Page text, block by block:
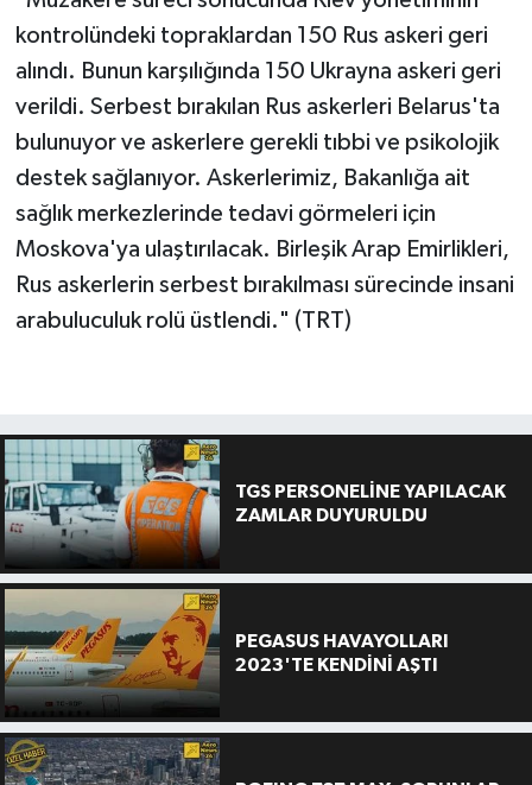
kontrolündeki topraklardan 150 Rus askeri geri
alındı. Bunun karşılığında 150 Ukrayna askeri geri
verildi. Serbest bırakılan Rus askerleri Belarus'ta
bulunuyor ve askerlere gerekli tıbbi ve psikolojik
destek sağlanıyor. Askerlerimiz, Bakanlığa ait
sağlık merkezlerinde tedavi görmeleri için
Moskova'ya ulaştırılacak. Birleşik Arap Emirlikleri,
Rus askerlerin serbest bırakılması sürecinde insani
arabuluculuk rolü üstlendi." (TRT)
TGS PERSONELİNE YAPILACAK
ZAMLAR DUYURULDU
PEGASUS HAVAYOLLARI
2023'TE KENDİNİ AŞTI